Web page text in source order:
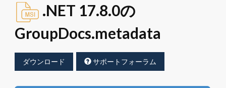
.NET 17.8.0の
GroupDocs.metadata
ダウンロード サポートフォーラム